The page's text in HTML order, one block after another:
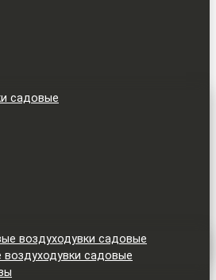
садовые
воздуходувки садовые
воздуходувки садовые